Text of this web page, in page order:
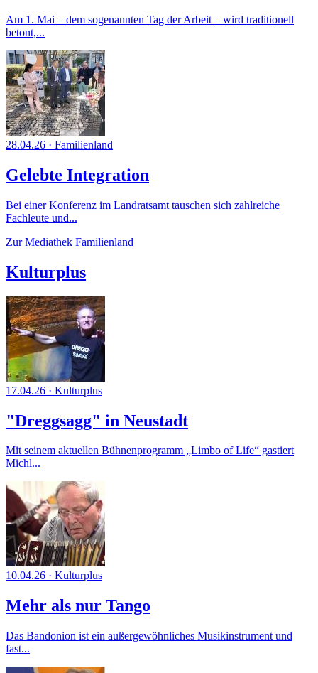
Am 1. Mai – dem sogenannten Tag der Arbeit – wird traditionell
betont,...
28.04.26 · Familienland
Gelebte Integration
Bei einer Konferenz im Landratsamt tauschen sich zahlreiche
Fachleute und...
Zur Mediathek Familienland
Kulturplus
17.04.26 · Kulturplus
"Dreggsagg" in Neustadt
Mit seinem aktuellen Bühnenprogramm „Limbo of Life“ gastiert
Michl...
10.04.26 · Kulturplus
Mehr als nur Tango
Das Bandonion ist ein außergewöhnliches Musikinstrument und
fast...